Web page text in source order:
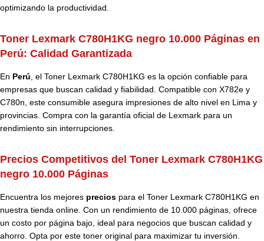
optimizando la productividad.
Toner Lexmark C780H1KG negro 10.000 Páginas en
Perú: Calidad Garantizada
En Perú , el Toner Lexmark C780H1KG es la opción confiable para
empresas que buscan calidad y fiabilidad. Compatible con X782e y
C780n, este consumible asegura impresiones de alto nivel en Lima y
provincias. Compra con la garantía oficial de Lexmark para un
rendimiento sin interrupciones.
Precios Competitivos del Toner Lexmark C780H1KG
negro 10.000 Páginas
Encuentra los mejores precios para el Toner Lexmark C780H1KG en
nuestra tienda online. Con un rendimiento de 10.000 páginas, ofrece
un costo por página bajo, ideal para negocios que buscan calidad y
ahorro. Opta por este toner original para maximizar tu inversión.